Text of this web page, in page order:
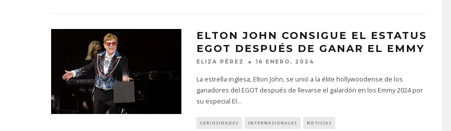
ELTON JOHN CONSIGUE EL ESTATUS
EGOT DESPUÉS DE GANAR EL EMMY
ELIZA PÉREZ 16 ENERO, 2024
La estrella inglesa, Elton John, se unió a la élite hollywoodense de los
ganadores del EGOT después de llevarse el galardón en los Emmy 2024 por
su especial El...
CURIOSIDADES INTERNACIONALES NOTICIAS
MONET IN BLUE EXPLORA LA